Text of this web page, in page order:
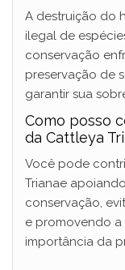
A destruição do
ilegal de
conservação
preservação de
garantir sua
Como posso
da Cattleya
Você pode
Trianae
conservação,
e promovendo
importância da